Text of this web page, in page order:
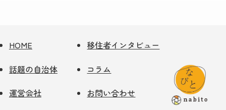
HOME
移住者インタビュー
話題の自治体
コラム
運営会社
お問い合わせ